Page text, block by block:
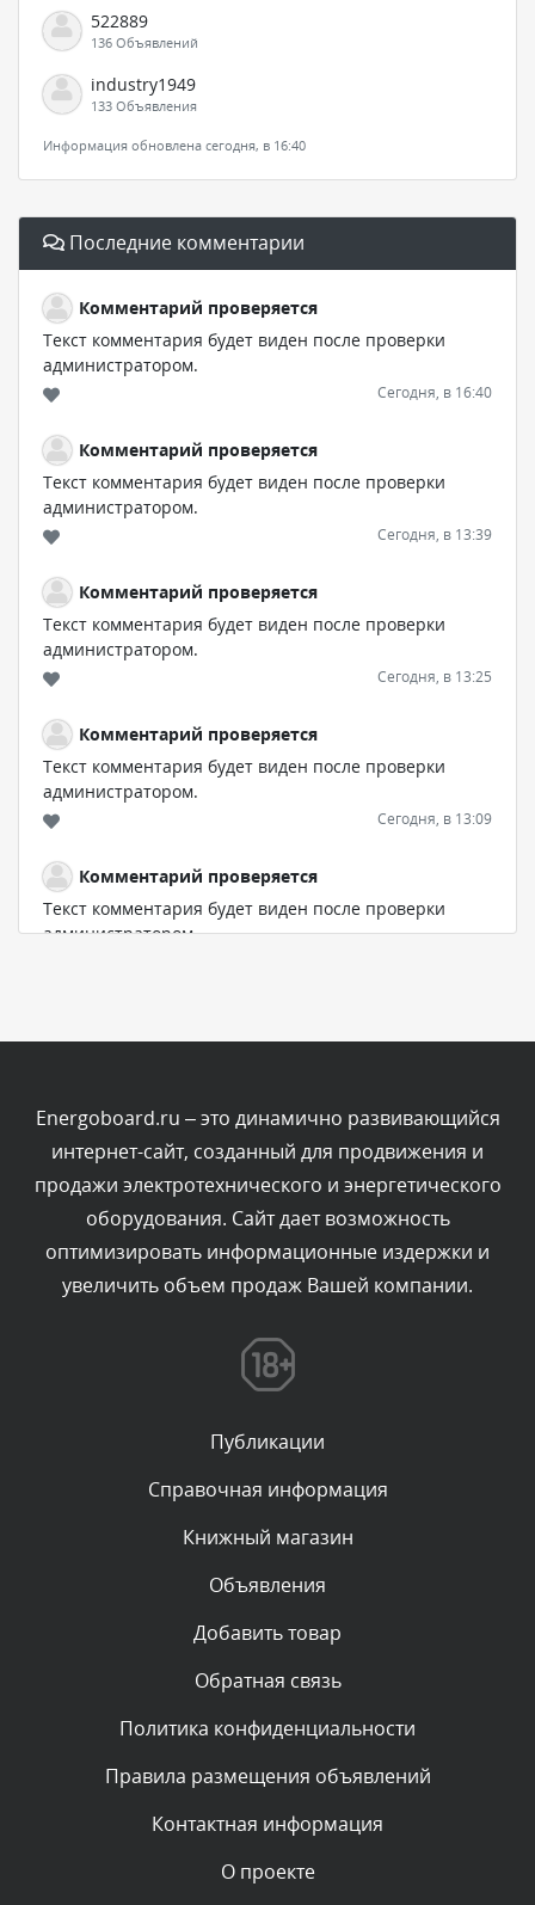
522889
136 Объявлений
industry1949
133 Объявления
Информация обновлена сегодня, в 16:40
Последние комментарии
Комментарий проверяется
Текст комментария будет виден после проверки
администратором.
Сегодня, в 16:40
Комментарий проверяется
Текст комментария будет виден после проверки
администратором.
Сегодня, в 13:39
Комментарий проверяется
Текст комментария будет виден после проверки
администратором.
Сегодня, в 13:25
Комментарий проверяется
Текст комментария будет виден после проверки
администратором.
Сегодня, в 13:09
Комментарий проверяется
Текст комментария будет виден после проверки
администратором.
Комментарий проверяется
Текст комментария будет виден после проверки
администратором.
Сегодня, в 10:19
Комментарий проверяется
Текст комментария будет виден после проверки
Комментарий проверяется
Текст комментария будет виден после проверки
администратором.
Комментарий проверяется
администратором.
Комментарий проверяется
администратором.
Комментарий проверяется
Energoboard.ru – это динамично развивающийся
интернет-сайт, созданный для продвижения и
продажи электротехнического и энергетического
оборудования. Сайт дает возможность
оптимизировать информационные издержки и
увеличить объем продаж Вашей компании.
Публикации
Справочная информация
Книжный магазин
Объявления
Добавить товар
Обратная связь
Политика конфиденциальности
Правила размещения объявлений
Контактная информация
О проекте